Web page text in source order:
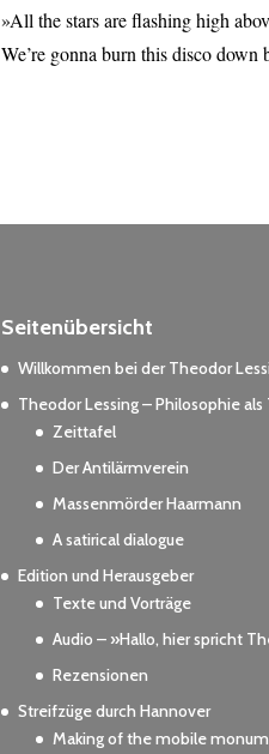
»All the stars are flashing high
We’re gonna burn this disco down
Seitenübersicht
Willkommen bei der Theodor
Theodor Lessing – Philosophie als
Zeittafel
Der Antilärmverein
Massenmörder Haarmann
A satirical dialogue
Edition und Herausgeber
Texte und Vorträge
Audio – »Hallo, hier spricht
Rezensionen
Streifzüge durch Hannover
Making of the mobile